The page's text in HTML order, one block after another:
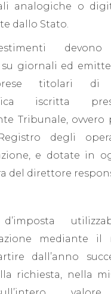
analogiche o
dallo Stato.
devono
giornali ed
titolari di
iscritta
Tribunale, ovvero
degli
e dotate in
del direttore
mediante il
dall’anno
richiesta, nella